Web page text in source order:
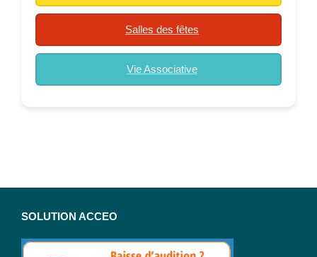
Salles des fêtes
Vie Associative
SOLUTION ACCEO